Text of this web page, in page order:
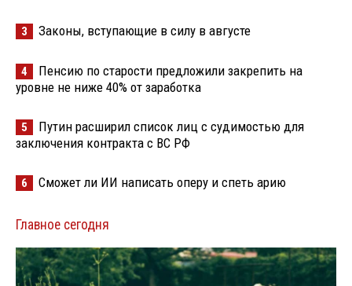
3 Законы, вступающие в силу в августе
4
Пенсию по старости предложили закрепить на
уровне не ниже 40% от заработка
5
Путин расширил список лиц с судимостью для
заключения контракта с ВС РФ
6 Сможет ли ИИ написать оперу и спеть арию
Главное сегодня